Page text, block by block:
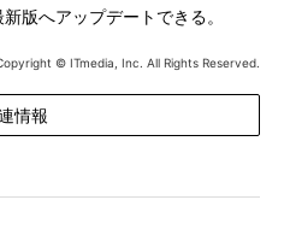
版へアップデートできる。
© ITmedia, Inc. All Rights Reserved.
情報